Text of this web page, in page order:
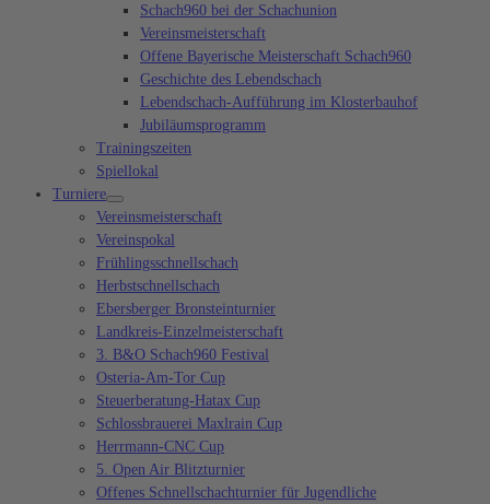
Schach960 bei der Schachunion
Vereinsmeisterschaft
Offene Bayerische Meisterschaft Schach960
Geschichte des Lebendschach
Lebendschach-Aufführung im Klosterbauhof
Jubiläumsprogramm
Trainingszeiten
Spiellokal
Turniere
Vereinsmeisterschaft
Vereinspokal
Frühlingsschnellschach
Herbstschnellschach
Ebersberger Bronsteinturnier
Landkreis-Einzelmeisterschaft
3. B&O Schach960 Festival
Osteria-Am-Tor Cup
Steuerberatung-Hatax Cup
Schlossbrauerei Maxlrain Cup
Herrmann-CNC Cup
5. Open Air Blitzturnier
Offenes Schnellschachturnier für Jugendliche